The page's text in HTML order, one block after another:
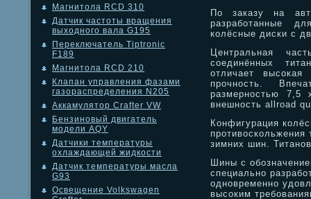
Магнитола RCD 310
Датчик частоты вращения
выходного вала G195
Переключатель Tiptronic
F189
Магнитола RCD 210
Клапан управления фазами
газораспределения N205
Аккамулятор Crafter VW
Бензиновый двигатель
модели AQY
Датчики температуры
охлаждающей жидкости
Датчик температуры масла
G93
Освещение Volkswagen
По заказу на
разработанные
колёсные диски с
Центральная
соединённых
отличает высокая
прочность.
размерностью 7,5
внешность allroad
Конфигурация
зимних шин.
Шины с
специально
одновременно
высоким